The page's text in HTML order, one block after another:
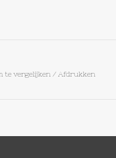
te vergelijken / Afdrukken